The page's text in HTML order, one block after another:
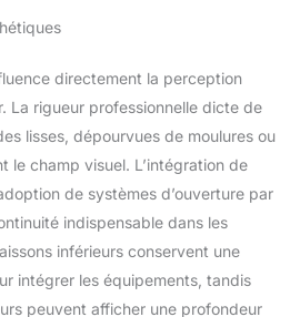
directement la perception
La rigueur professionnelle dicte de
lisses, dépourvues de moulures ou
le champ visuel. L’intégration de
de systèmes d’ouverture par
indispensable dans les
inférieurs conservent une
intégrer les équipements, tandis
peuvent afficher une profondeur